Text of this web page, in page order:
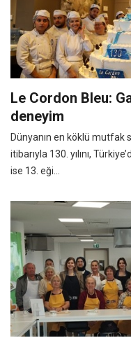
Le Cordon Bleu:
deneyim
Dünyanın en köklü mutfak
itibarıyla 130. yılını,
ise 13. eği...